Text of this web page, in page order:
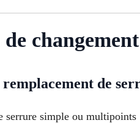
de
de
serrure simple ou multipoints